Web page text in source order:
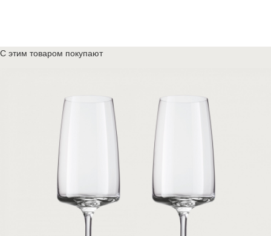
С этим товаром покупают